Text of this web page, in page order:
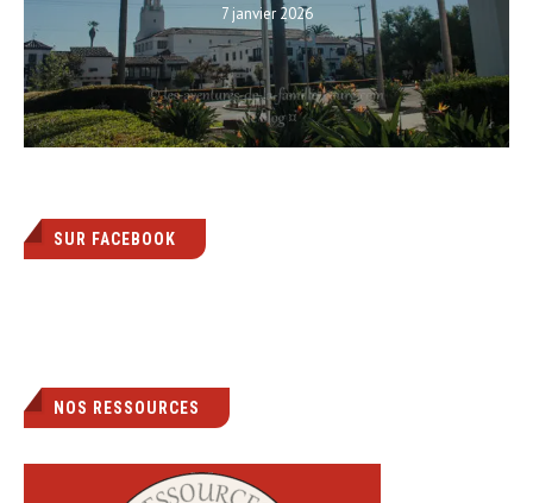
7 janvier 2026
SUR FACEBOOK
NOS RESSOURCES